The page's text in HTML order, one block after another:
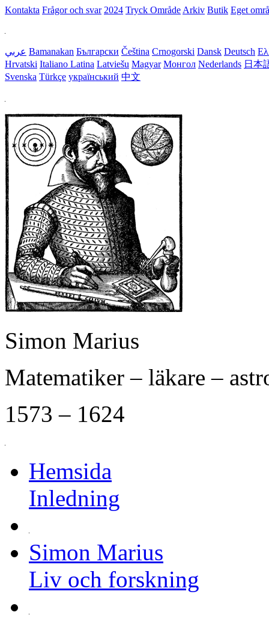
Kontakta Frågor och svar 2024 Tryck Område Arkiv Butik Eget
عربي Bamanakan Български Čeština Crnogorski Dansk Deutsch
Hrvatski Italiano Latina Latviešu Magyar Монгол Nederlands 日本
Svenska Türkçe український 中文
Simon Marius
Matematiker – läkare –
1573 – 1624
Hemsida
Inledning
Simon Marius
Liv och forskning